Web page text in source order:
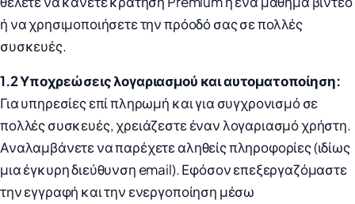
ή να χρησιμοποιήσετε την πρόοδό σας σε πολλές
συσκευές.
1.2 Υποχρεώσεις λογαριασμού και αυτοματοποίηση:
Για υπηρεσίες επί πληρωμή και για συγχρονισμό σε
πολλές συσκευές, χρειάζεστε έναν λογαριασμό χρήστη.
Αναλαμβάνετε να παρέχετε αληθείς πληροφορίες (ιδίως
μια έγκυρη διεύθυνση email). Εφόσον επεξεργαζόμαστε
την εγγραφή και την ενεργοποίηση μέσω